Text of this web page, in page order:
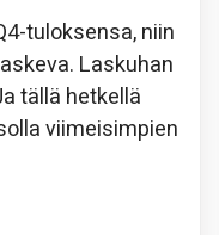
tuloksensa, niin
Laskuhan
tällä hetkellä
viimeisimpien